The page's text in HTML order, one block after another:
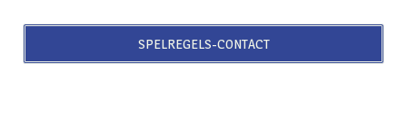
SPELREGELS-CONTACT